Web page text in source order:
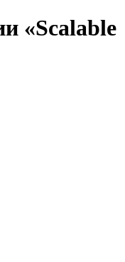
«Scalable